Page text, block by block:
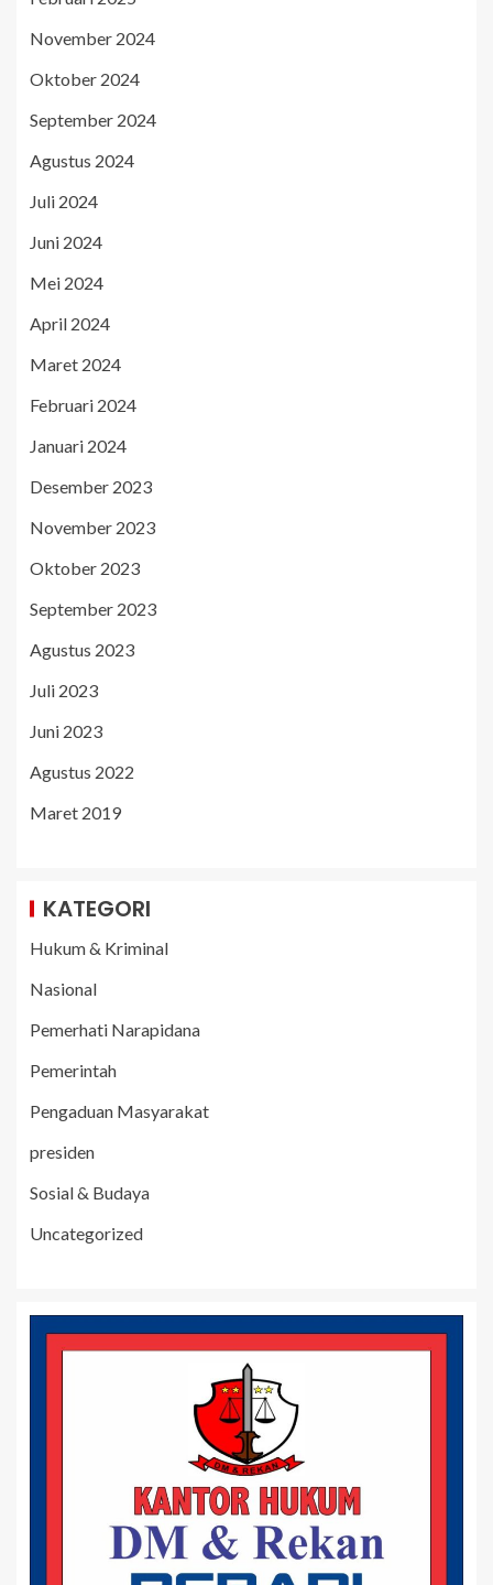
November 2024
Oktober 2024
September 2024
Agustus 2024
Juli 2024
Juni 2024
Mei 2024
April 2024
Maret 2024
Februari 2024
Januari 2024
Desember 2023
November 2023
Oktober 2023
September 2023
Agustus 2023
Juli 2023
Juni 2023
Agustus 2022
Maret 2019
KATEGORI
Hukum & Kriminal
Nasional
Pemerhati Narapidana
Pemerintah
Pengaduan Masyarakat
presiden
Sosial & Budaya
Uncategorized